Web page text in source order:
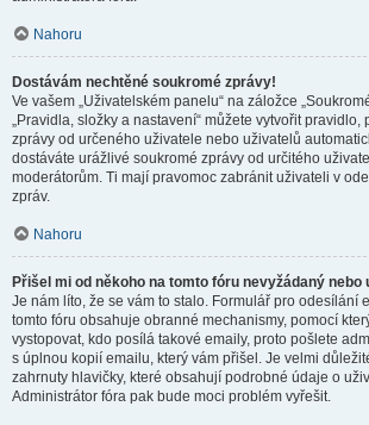
Nahoru
Dostávám nechtěné soukromé zprávy!
Ve vašem „Uživatelském panelu“ na záložce
„Pravidla, složky a nastavení“ můžete vytvořit pravidlo,
zprávy od určeného uživatele nebo uživatelů
dostáváte urážlivé soukromé zprávy od určitého
moderátorům. Ti mají pravomoc zabránit uživateli v
zpráv.
Nahoru
Přišel mi od někoho na tomto fóru nevyžádaný nebo
Je nám líto, že se vám to stalo. Formulář pro odesílání
tomto fóru obsahuje obranné mechanismy, pomocí
vystopovat, kdo posílá takové emaily, proto pošlete
s úplnou kopií emailu, který vám přišel. Je velmi
zahrnuty hlavičky, které obsahují podrobné údaje o
Administrátor fóra pak bude moci problém vyřešit.